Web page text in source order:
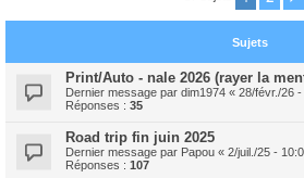
Sujets
Print/Auto - nale 2026 (rayer la
Dernier message par dim1974 « 28/févr./26
Réponses : 35
Road trip fin juin 2025
Dernier message par Papou « 2/juil./25 -
Réponses : 107